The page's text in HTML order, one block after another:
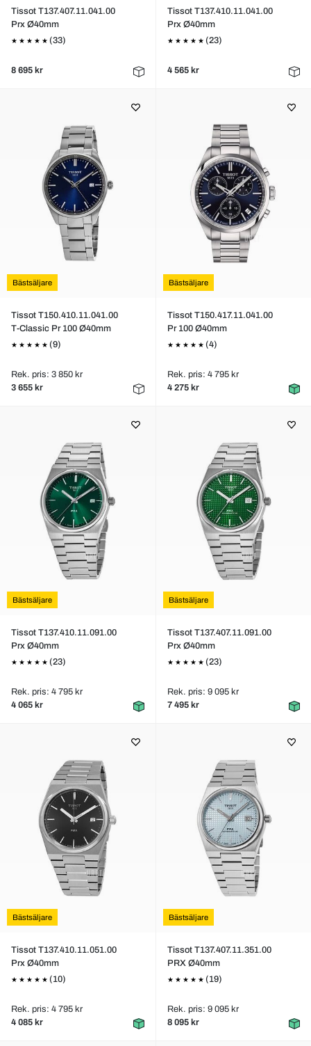
Tissot T137.407.11.041.00
Prx Ø40mm
(33)
8 695 kr
Tissot T137.410.11.041.00
Prx Ø40mm
(23)
4 565 kr
Bästsäljare
Tissot T150.410.11.041.00
T-Classic Pr 100 Ø40mm
(9)
Rek. pris: 3 850 kr
3 655 kr
Bästsäljare
Tissot T150.417.11.041.00
Pr 100 Ø40mm
(4)
Rek. pris: 4 795 kr
4 275 kr
Bästsäljare
Tissot T137.410.11.091.00
Prx Ø40mm
(23)
Rek. pris: 4 795 kr
4 065 kr
Bästsäljare
Tissot T137.407.11.091.00
Prx Ø40mm
(23)
Rek. pris: 9 095 kr
7 495 kr
Bästsäljare
Tissot T137.410.11.051.00
Prx Ø40mm
(10)
Rek. pris: 4 795 kr
4 085 kr
Bästsäljare
Tissot T137.407.11.351.00
PRX Ø40mm
(19)
Rek. pris: 9 095 kr
8 095 kr